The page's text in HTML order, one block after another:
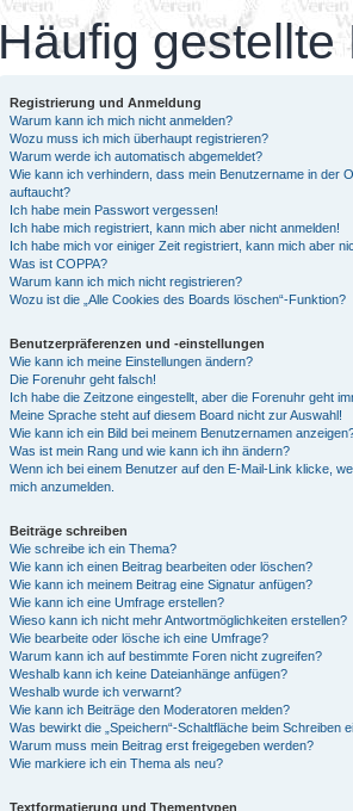
Häufig gestellte
Registrierung und Anmeldung
Warum kann ich mich nicht anmelden?
Wozu muss ich mich überhaupt registrieren?
Warum werde ich automatisch abgemeldet?
Wie kann ich verhindern, dass mein Benutzername in der
auftaucht?
Ich habe mein Passwort vergessen!
Ich habe mich registriert, kann mich aber nicht anmelden!
Ich habe mich vor einiger Zeit registriert, kann mich aber
Was ist COPPA?
Warum kann ich mich nicht registrieren?
Wozu ist die „Alle Cookies des Boards löschen“-Funktion?
Benutzerpräferenzen und -einstellungen
Wie kann ich meine Einstellungen ändern?
Die Forenuhr geht falsch!
Ich habe die Zeitzone eingestellt, aber die Forenuhr geht
Meine Sprache steht auf diesem Board nicht zur Auswahl!
Wie kann ich ein Bild bei meinem Benutzernamen
Was ist mein Rang und wie kann ich ihn ändern?
Wenn ich bei einem Benutzer auf den E-Mail-Link klicke,
mich anzumelden.
Beiträge schreiben
Wie schreibe ich ein Thema?
Wie kann ich einen Beitrag bearbeiten oder löschen?
Wie kann ich meinem Beitrag eine Signatur anfügen?
Wie kann ich eine Umfrage erstellen?
Wieso kann ich nicht mehr Antwortmöglichkeiten erstellen?
Wie bearbeite oder lösche ich eine Umfrage?
Warum kann ich auf bestimmte Foren nicht zugreifen?
Weshalb kann ich keine Dateianhänge anfügen?
Weshalb wurde ich verwarnt?
Wie kann ich Beiträge den Moderatoren melden?
Was bewirkt die „Speichern“-Schaltfläche beim Schreiben
Warum muss mein Beitrag erst freigegeben werden?
Wie markiere ich ein Thema als neu?
Textformatierung und Thementypen